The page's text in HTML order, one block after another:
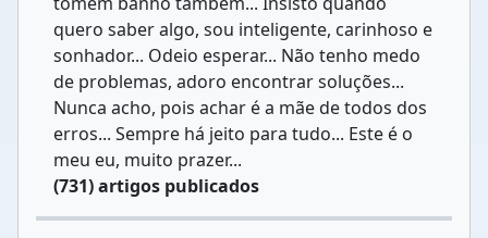
quero saber algo, sou inteligente, carinhoso e
sonhador... Odeio esperar... Não tenho medo
de problemas, adoro encontrar soluções...
Nunca acho, pois achar é a mãe de todos dos
erros... Sempre há jeito para tudo... Este é o
meu eu, muito prazer...
(731) artigos publicados